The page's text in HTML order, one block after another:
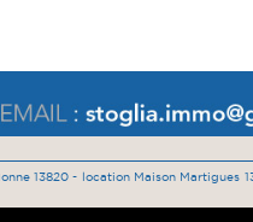
13820 - location Maison Martigues